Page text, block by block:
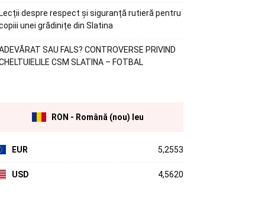
Lecții despre respect și siguranță rutieră pentru
unei grădinițe din Slatina
SAU FALS? CONTROVERSE PRIVIND
CSM SLATINA – FOTBAL
RON - Română (nou) leu
EUR 5,2553
USD 4,5620